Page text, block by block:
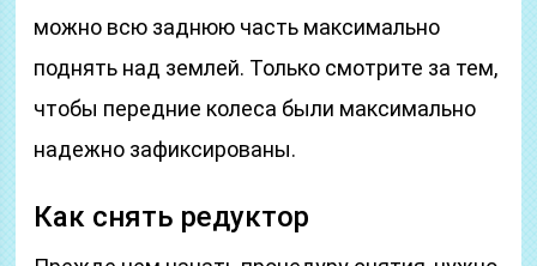
можно всю заднюю часть максимально
поднять над землей. Только смотрите за тем,
чтобы передние колеса были максимально
надежно зафиксированы.
Как снять редуктор